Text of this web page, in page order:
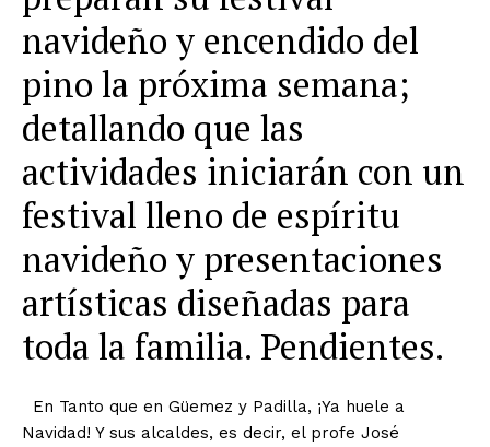
navideño y encendido del
pino la próxima semana;
detallando que las
actividades iniciarán con un
festival lleno de espíritu
navideño y presentaciones
artísticas diseñadas para
toda la familia. Pendientes.
En Tanto que en Güemez y Padilla, ¡Ya huele a
Navidad! Y sus alcaldes, es decir, el profe José